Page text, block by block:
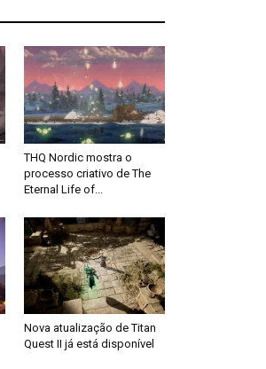
THQ Nordic mostra o
processo criativo de The
Eternal Life of...
Nova atualização de Titan
Quest II já está disponível